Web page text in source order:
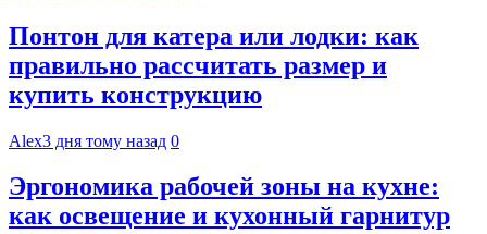
Понтон для катера или лодки: как
правильно рассчитать размер и
купить конструкцию
Alex3 дня тому назад 0
Эргономика рабочей зоны на кухне:
как освещение и кухонный гарнитур